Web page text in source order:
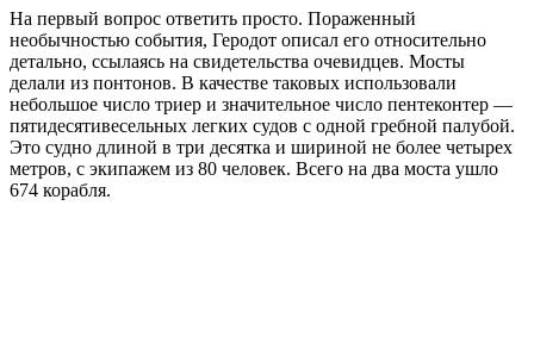
На первый вопрос ответить просто. Пораженный
необычностью события, Геродот описал его относительно
детально, ссылаясь на свидетельства очевидцев. Мосты
делали из понтонов. В качестве таковых использовали
небольшое число триер и значительное число пентеконтер —
пятидесятивесельных легких судов с одной гребной палубой.
Это судно длиной в три десятка и шириной не более четырех
метров, с экипажем из 80 человек. Всего на два моста ушло
674 корабля.